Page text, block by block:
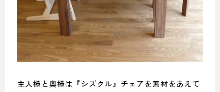
主人様と奥様は『シズクル』チェアを素材をあえて